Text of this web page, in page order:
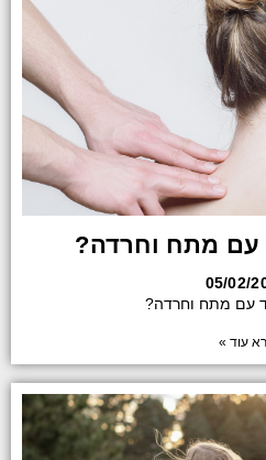
עם מתח וחרדה?
05/02/
עם מתח וחרדה?
עוד »